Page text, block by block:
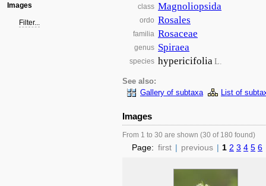
Images
Filter...
class Magnoliopsida
ordo Rosales
familia Rosaceae
genus Spiraea
species hypericifoliaL.
See also:
Gallery of subtaxa
List of
Images
From 1 to 30 are shown (30 of 180 found)
Page: first | previous | 1 2 3 4 5 6